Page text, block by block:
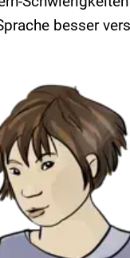
besser